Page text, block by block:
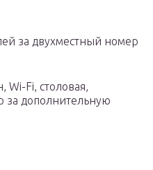
за двухместный номер
Wi-Fi, столовая,
за дополнительную